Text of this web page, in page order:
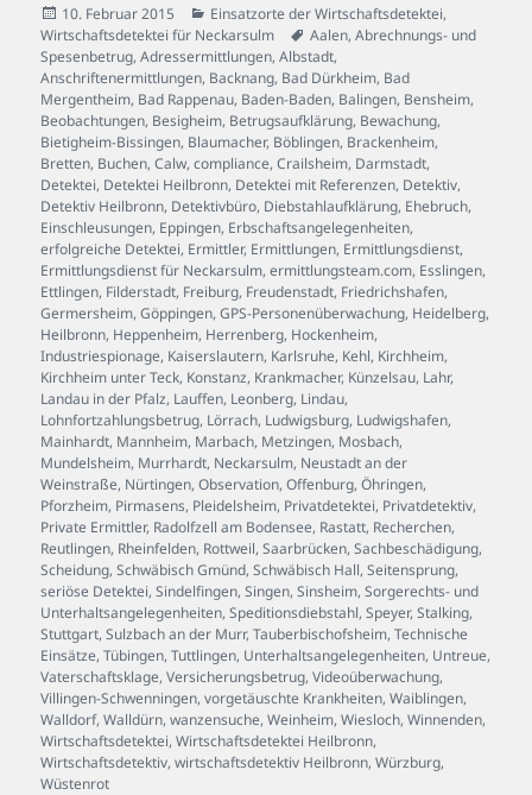
Veröffentlicht
am
10. Februar 2015 Kategorien
Einsatzorte der Wirtschaftsdetektei,
Wirtschaftsdetektei für Neckarsulm
Schlagwörter
Aalen,Abrechnungs- und
Spesenbetrug,Adressermittlungen,Albstadt,
Anschriftenermittlungen, Backnang, Bad Dürkheim, Bad
Mergentheim, Bad Rappenau, Baden-Baden, Balingen, Bensheim,
Beobachtungen, Besigheim, Betrugsaufklärung, Bewachung,
Bietigheim-Bissingen, Blaumacher, Böblingen, Brackenheim,
Bretten, Buchen,Calw,compliance,Crailsheim, Darmstadt,
Detektei, Detektei Heilbronn, Detektei mit Referenzen, Detektiv,
Detektiv Heilbronn, Detektivbüro, Diebstahlaufklärung, Ehebruch,
Einschleusungen, Eppingen, Erbschaftsangelegenheiten,
erfolgreiche Detektei, Ermittler, Ermittlungen, Ermittlungsdienst,
Ermittlungsdienst für Neckarsulm,ermittlungsteam.com, Esslingen,
Ettlingen, Filderstadt, Freiburg, Freudenstadt, Friedrichshafen,
Germersheim,Göppingen,GPS-Personenüberwachung, Heidelberg,
Heilbronn, Heppenheim, Herrenberg, Hockenheim,
Industriespionage, Kaiserslautern, Karlsruhe, Kehl, Kirchheim,
Kirchheim unter Teck, Konstanz, Krankmacher, Künzelsau, Lahr,
Landau in der Pfalz, Lauffen, Leonberg, Lindau,
Lohnfortzahlungsbetrug, Lörrach, Ludwigsburg, Ludwigshafen,
Mainhardt, Mannheim, Marbach, Metzingen, Mosbach,
Mundelsheim, Murrhardt, Neckarsulm, Neustadt an der
Weinstraße, Nürtingen,Observation,Offenburg,Öhringen,
Pforzheim, Pirmasens, Pleidelsheim, Privatdetektei, Privatdetektiv,
Private Ermittler, Radolfzell am Bodensee, Rastatt, Recherchen,
Reutlingen, Rheinfelden, Rottweil,Saarbrücken,Sachbeschädigung,
Scheidung,Schwäbisch Gmünd,Schwäbisch Hall,Seitensprung,
seriöse Detektei,Sindelfingen,Singen,Sinsheim,Sorgerechts- und
Unterhaltsangelegenheiten,Speditionsdiebstahl,Speyer,Stalking,
Stuttgart,Sulzbach an der Murr,Tauberbischofsheim,Technische
Einsätze,Tübingen,Tuttlingen, Unterhaltsangelegenheiten, Untreue,
Vaterschaftsklage,Versicherungsbetrug,Videoüberwachung,
Villingen-Schwenningen,vorgetäuschte Krankheiten,Waiblingen,
Walldorf,Walldürn,wanzensuche,Weinheim,Wiesloch,Winnenden,
Wirtschaftsdetektei,Wirtschaftsdetektei Heilbronn,
Wirtschaftsdetektiv,wirtschaftsdetektiv Heilbronn,Würzburg,
Wüstenrot